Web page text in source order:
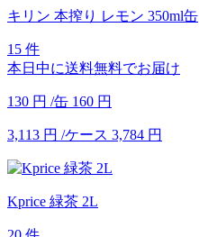
キリン 本搾り レモン 350ml缶
15 件
本日中に送料無料でお届け
130 円 /缶 160 円
3,113 円 /ケース 3,784 円
Kprice 緑茶 2L